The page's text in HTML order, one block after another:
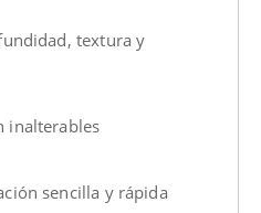
textura y
inalterables
sencilla y rápida